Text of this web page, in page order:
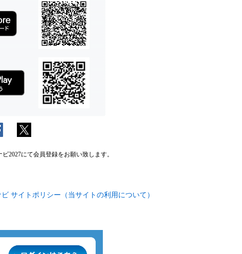
2027にて会員登録をお願い致します。
サイトポリシー（当サイトの利用について）